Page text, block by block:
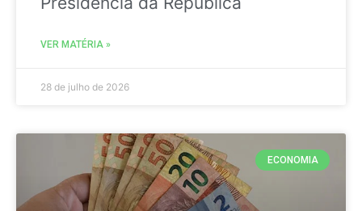
VER MATÉRIA »
28 de julho de 2026
ECONOMIA